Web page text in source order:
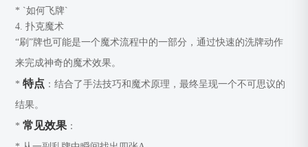
* `如何飞牌`
4. 扑克魔术
“刷”牌也可能是一个魔术流程中的一部分，通过快速的洗牌动作
来完成神奇的魔术效果。
*特点 ：结合了手法技巧和魔术原理，最终呈现一个不可思议的
结果。
*常见效果 ：